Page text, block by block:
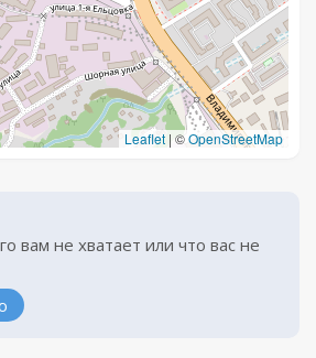
Leaflet | ©OpenStreetMap
вам не хватает или что вас не